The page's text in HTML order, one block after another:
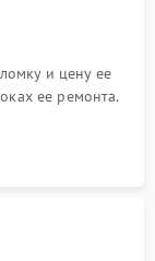
и цену ее
ее ремонта.